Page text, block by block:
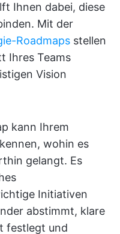
Ihnen dabei, diese
Mit der
Roadmaps stellen
Ihres Teams
Vision
kann Ihrem
wohin es
gelangt. Es
Initiativen
abstimmt, klare
festlegt und